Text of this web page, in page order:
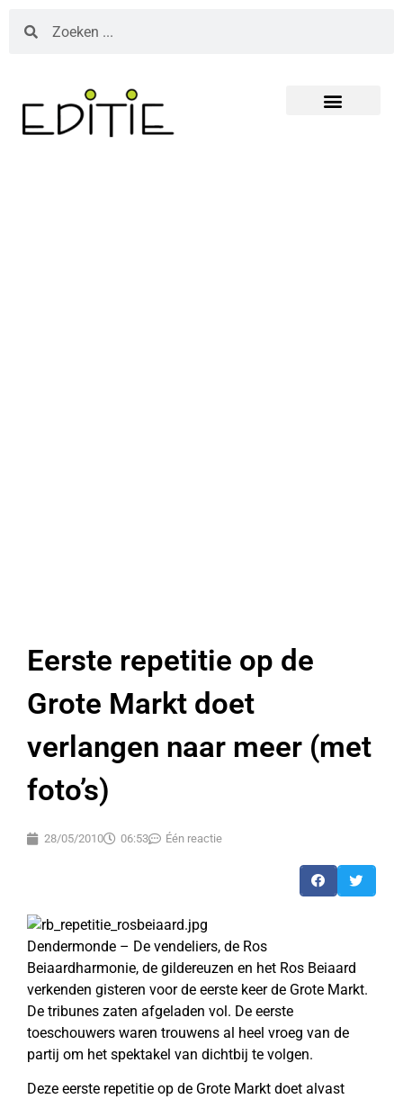
Eerste repetitie op de
Grote Markt doet
verlangen naar meer (met
foto’s)
28/05/2010 06:53 Één reactie
Dendermonde – De vendeliers, de Ros
Beiaardharmonie, de gildereuzen en het Ros Beiaard
verkenden gisteren voor de eerste keer de Grote Markt.
De tribunes zaten afgeladen vol. De eerste
toeschouwers waren trouwens al heel vroeg van de
partij om het spektakel van dichtbij te volgen.
Deze eerste repetitie op de Grote Markt doet alvast